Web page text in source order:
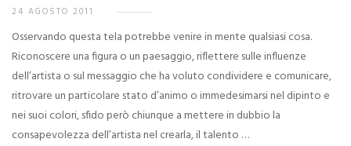
24 AGOSTO 2011
Osservando questa tela potrebbe venire in mente qualsiasi cosa.
Riconoscere una figura o un paesaggio, riflettere sulle influenze
dell’artista o sul messaggio che ha voluto condividere e comunicare,
ritrovare un particolare stato d’animo o immedesimarsi nel dipinto e
nei suoi colori, sfido però chiunque a mettere in dubbio la
consapevolezza dell’artista nel crearla, il talento …